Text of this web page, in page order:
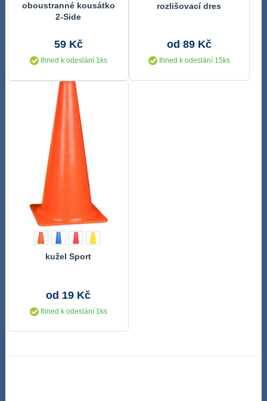
oboustranné kousátko
2-Side
59 Kč
Ihned k odeslání 1ks
rozlišovací dres
od 89 Kč
Ihned k odeslání 15ks
kužel Sport
od 19 Kč
Ihned k odeslání 1ks